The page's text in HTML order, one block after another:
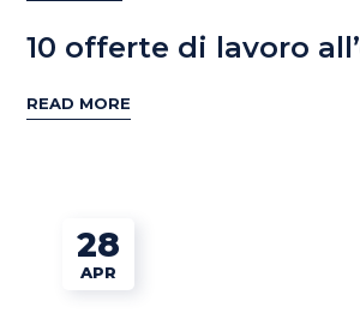
10 offerte di lavoro
READ MORE
28
APR